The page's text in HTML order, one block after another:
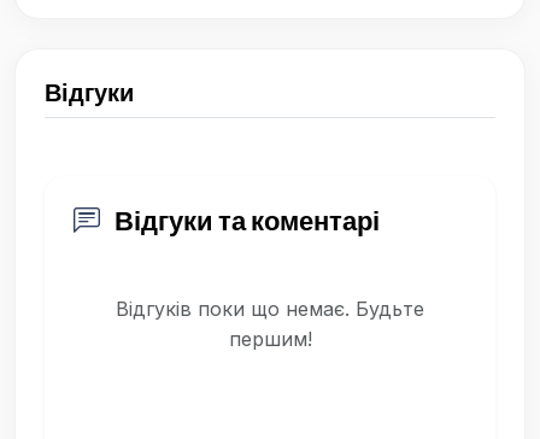
Відгуки
Відгуки та коментарі
Відгуків поки що немає. Будьте
першим!